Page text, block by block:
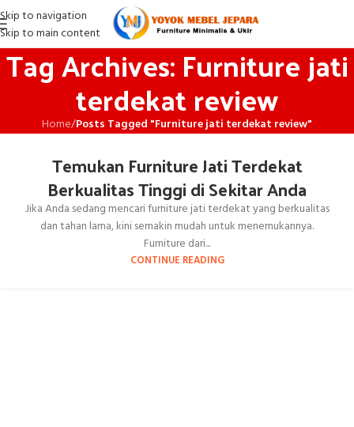
Skip to navigation
Skip to main content
Tag Archives: Furniture jati
terdekat review
Home/Posts Tagged "Furniture jati terdekat review"
Temukan Furniture Jati Terdekat
Berkualitas Tinggi di Sekitar Anda
Jika Anda sedang mencari furniture jati terdekat yang berkualitas
dan tahan lama, kini semakin mudah untuk menemukannya.
Furniture dari...
CONTINUE READING